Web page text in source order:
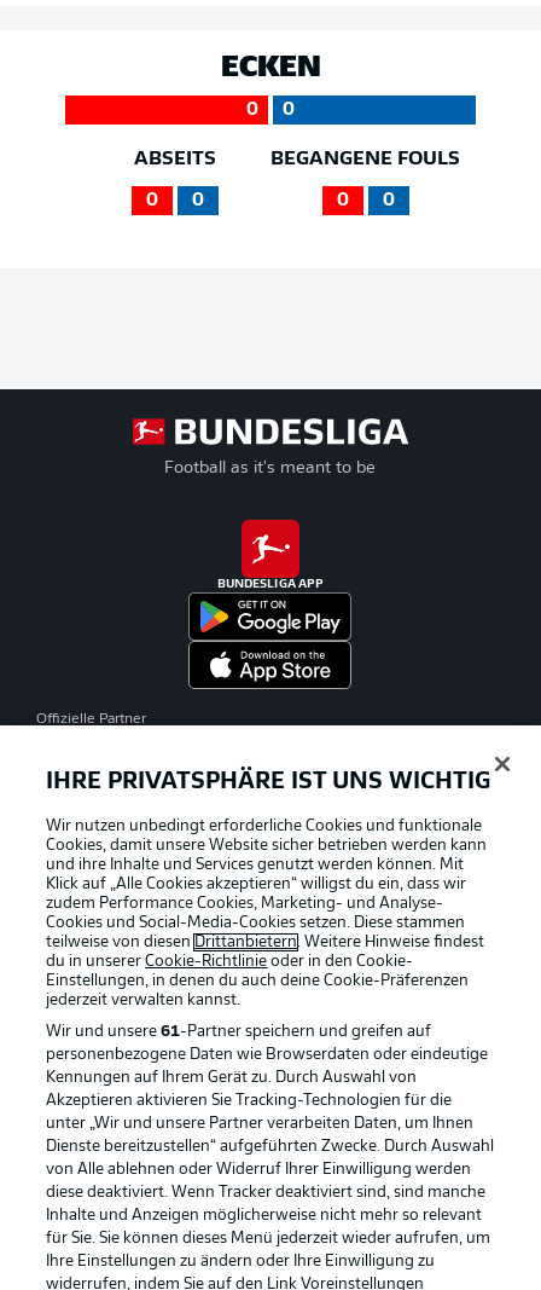
ECKEN
0 0
ABSEITS
0 0
BEGANGENE FOULS
0 0
Football as it's meant to be
BUNDESLIGA APP
Offizielle Partner
Rechtliche Hinweise Voreinstellungen verwalten
Datenschutz Nutzungsbedingungen
Kontakt Jobs
Impressum Partner
IHRE PRIVATSPHÄRE IST UNS WICHTIG
Wir nutzen unbedingt erforderliche Cookies und funktionale
Cookies, damit unsere Website sicher betrieben werden kann
und ihre Inhalte und Services genutzt werden können. Mit
Klick auf „Alle Cookies akzeptieren“ willigst du ein, dass wir
zudem Performance Cookies, Marketing- und Analyse-
Cookies und Social-Media-Cookies setzen. Diese stammen
teilweise von diesen Drittanbietern. Weitere Hinweise findest
du in unsererCookie-Richtlinie oder in den Cookie-
Einstellungen, in denen du auch deine Cookie-Präferenzen
jederzeit verwalten kannst.
Wir und unsere61-Partner speichern und greifen auf
personenbezogene Daten wie Browserdaten oder eindeutige
Kennungen auf Ihrem Gerät zu. Durch Auswahl von
Akzeptieren aktivieren Sie Tracking-Technologien für die
unter „Wir und unsere Partner verarbeiten Daten, um Ihnen
Dienste bereitzustellen“ aufgeführten Zwecke. Durch Auswahl
von Alle ablehnen oder Widerruf Ihrer Einwilligung werden
diese deaktiviert. Wenn Tracker deaktiviert sind, sind manche
Inhalte und Anzeigen möglicherweise nicht mehr so relevant
für Sie. Sie können dieses Menü jederzeit wieder aufrufen, um
Ihre Einstellungen zu ändern oder Ihre Einwilligung zu
widerrufen, indem Sie auf den Link Voreinstellungen